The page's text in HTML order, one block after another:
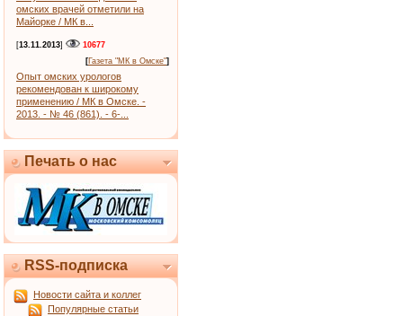
омских врачей отметили на
Майорке / МК в...
[13.11.2013]
10677
[Газета "МК в Омске"]
Опыт омских урологов
рекомендован к широкому
применению / МК в Омске. -
2013. - № 46 (861). - 6-...
Печать о нас
RSS-подписка
Новости сайта и коллег
Популярные статьи